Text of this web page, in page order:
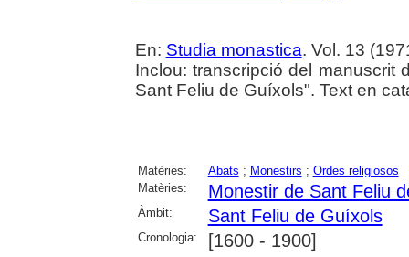
En: Studia monastica. Vol. 13
Inclou: transcripció del manuscrit
Sant Feliu de Guíxols". Text en
Matèries: Abats ; Monestirs ; Ordes religiosos
Matèries:
Monestir de Sant Feliu
Àmbit: Sant Feliu de Guíxols
Cronologia: [1600 - 1900]